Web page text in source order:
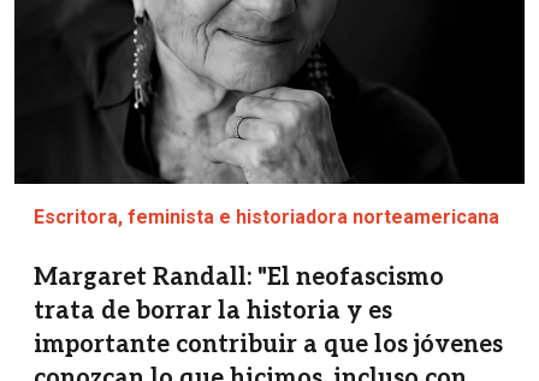
Escritora, feminista e historiadora norteamericana
Margaret Randall: "El neofascismo
trata de borrar la historia y es
importante contribuir a que los jóvenes